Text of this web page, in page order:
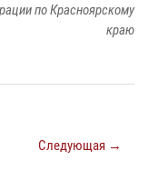
по Красноярскому
краю
Следующая →